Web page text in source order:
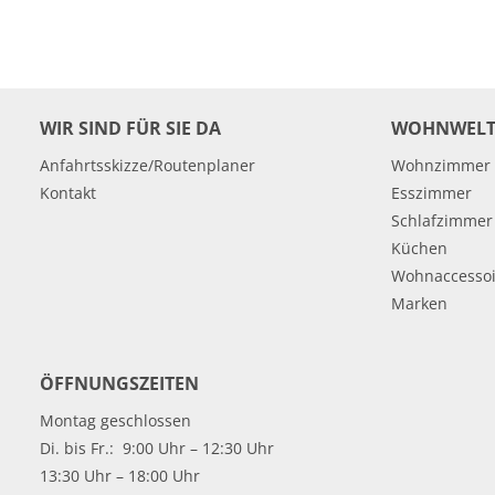
WIR SIND FÜR SIE DA
Anfahrtsskizze/Routenplaner
Kontakt
Wohnzimmer
Esszimmer
Schlafzimmer
Küchen
Marken
ÖFFNUNGSZEITEN
Montag geschlossen
Di. bis Fr.: 9:00 Uhr – 12:30 Uhr
13:30 Uhr – 18:00 Uhr